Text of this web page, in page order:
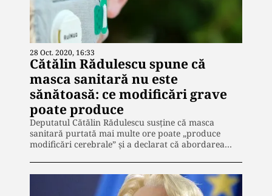
28 Oct. 2020, 16:33
Cătălin Rădulescu spune că
masca sanitară nu este
sănătoasă: ce modificări grave
poate produce
Deputatul Cătălin Rădulescu susține că masca
sanitară purtată mai multe ore poate „produce
modificări cerebrale” și a declarat că abordarea…